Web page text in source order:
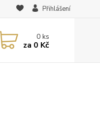
Přihlášení
0ks
za 0 Kč